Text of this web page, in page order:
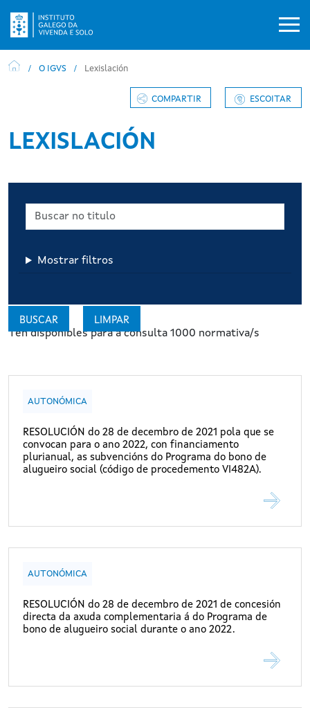
O IGVS Lexislación
LEXISLACIÓN
COMPARTIR ESCOITAR
Mostrar filtros
Ten dispoñibles para a consulta 1000 normativa/s
AUTONÓMICA
RESOLUCIÓN do 28 de decembro de 2021 pola que se
convocan para o ano 2022, con financiamento
plurianual, as subvencións do Programa do bono de
alugueiro social (código de procedemento VI482A).
AUTONÓMICA
RESOLUCIÓN do 28 de decembro de 2021 de concesión
directa da axuda complementaria á do Programa de
bono de alugueiro social durante o ano 2022.